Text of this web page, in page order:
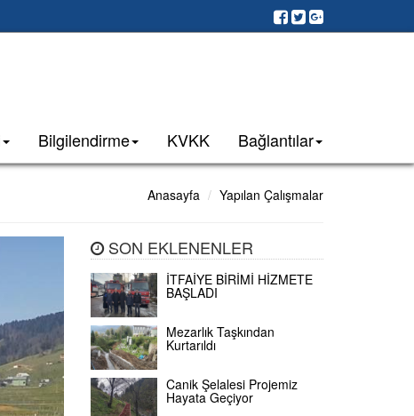
Bilgilendirme KVKK Bağlantılar
Anasayfa Yapılan Çalışmalar
SON EKLENENLER
İTFAİYE BİRİMİ HİZMETE
BAŞLADI
Mezarlık Taşkından
Kurtarıldı
Canik Şelalesi Projemiz
Hayata Geçiyor